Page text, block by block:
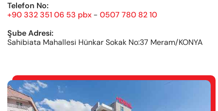
Telefon No:
+90 332 351 06 53 pbx - 0507 780 82 10
Şube Adresi:
Sahibiata Mahallesi Hünkar Sokak No:37 Meram/KONYA